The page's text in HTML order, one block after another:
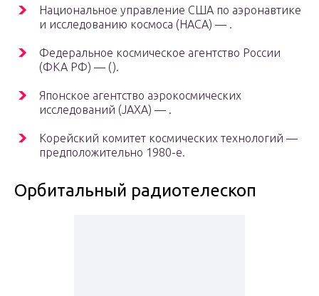
Национальное управление США по аэронавтике
и исследованию космоса (НАСА) — .
Федеральное космическое агентство России
(ФКА РФ) — ().
Японское агентство аэрокосмических
исследований (JAXA) — .
Корейский комитет космических технологий —
предположительно 1980-е.
Орбитальный радиотелескоп